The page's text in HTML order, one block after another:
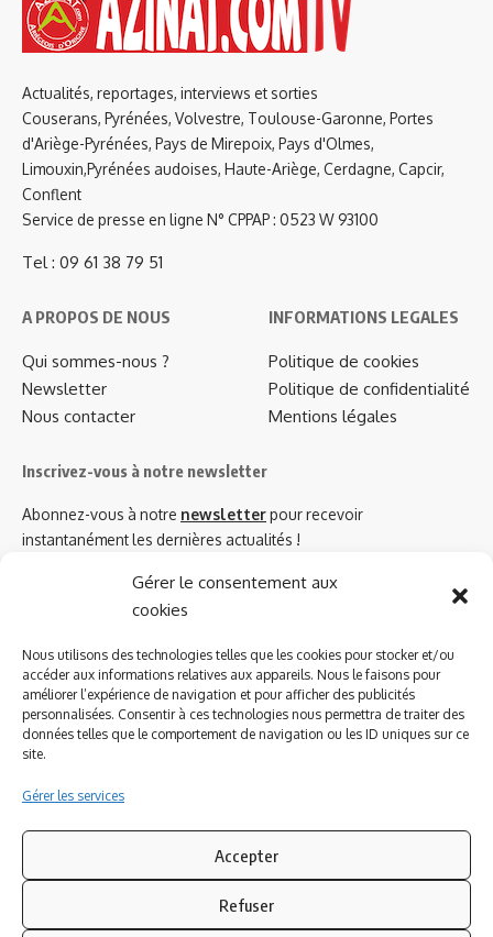
Gérer le consentement aux
cookies
Nous utilisons des technologies telles que les cookies pour stocker et/ou
accéder aux informations relatives aux appareils. Nous le faisons pour
améliorer l’expérience de navigation et pour afficher des publicités
personnalisées. Consentir à ces technologies nous permettra de traiter des
données telles que le comportement de navigation ou les ID uniques sur ce
site.
Gérer les services
Accepter
Refuser
Actualités, reportages, interviews et sorties
Couserans, Pyrénées, Volvestre, Toulouse-Garonne, Portes
d'Ariège-Pyrénées, Pays de Mirepoix, Pays d'Olmes,
Limouxin,Pyrénées audoises, Haute-Ariège, Cerdagne, Capcir,
Conflent
Service de presse en ligne N° CPPAP : 0523 W 93100
Tel : 09 61 38 79 51
A PROPOS DE NOUS
Qui sommes-nous ?
Newsletter
Nous contacter
INFORMATIONS LEGALES
Politique de cookies
Politique de confidentialité
Mentions légales
Inscrivez-vous à notre newsletter
Abonnez-vous à notre newsletterpour recevoir
instantanément les dernières actualités !
Azinat.com TV soutient
Suivez-nous